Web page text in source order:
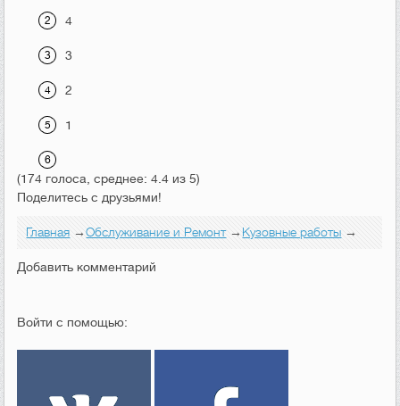
4
3
2
1
(174 голоса, среднее: 4.4 из 5)
Поделитесь с друзьями!
Главная →Обслуживание и Ремонт→Кузовные работы →
Добавить комментарий
Войти с помощью: